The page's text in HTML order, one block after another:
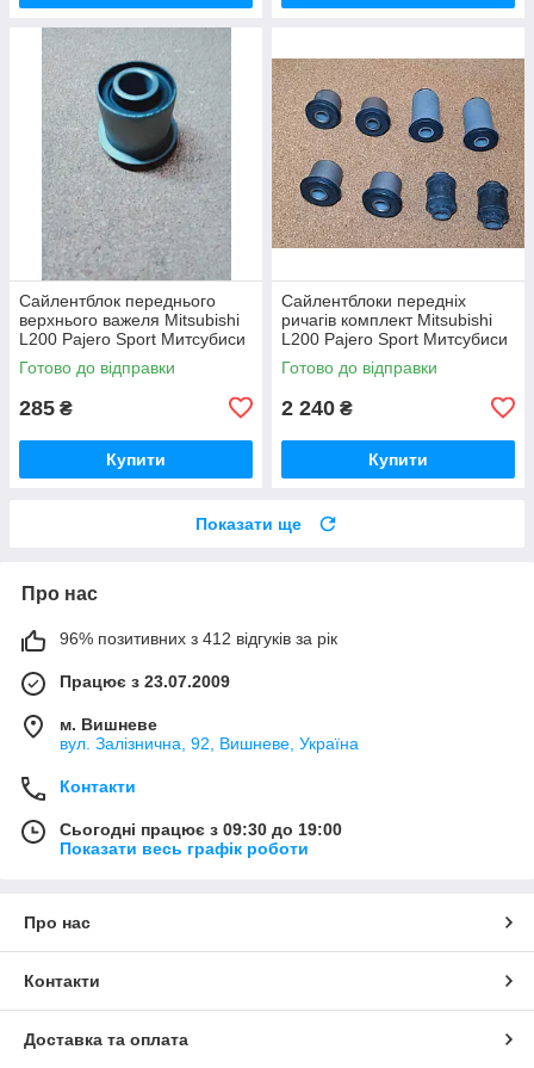
Сайлентблок переднього
верхнього важеля Mitsubishi
L200 Pajero Sport Митсубиси
Мицубиши Мітсубісі Л200
Паджеро Спорт
Готово до відправки
285 ₴
Купити
Сайлентблоки передніх
ричагів комплект Mitsubishi
L200 Pajero Sport Митсубиси
Мицубиши Мітсубісі Л200
Паджеро Спорт 96-07
Готово до відправки
2 240 ₴
Купити
Показати ще
Про нас
96% позитивних з 412 відгуків за рік
Працює з 23.07.2009
м. Вишневе
вул. Залізнична, 92, Вишневе, Україна
Контакти
Сьогодні працює з 09:30 до 19:00
Показати весь графік роботи
Про нас
Контакти
Доставка та оплата